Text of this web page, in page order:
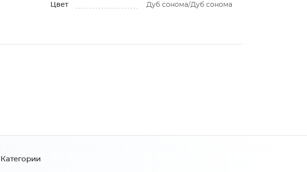
Цвет Дуб сонома/Дуб сонома
Категории